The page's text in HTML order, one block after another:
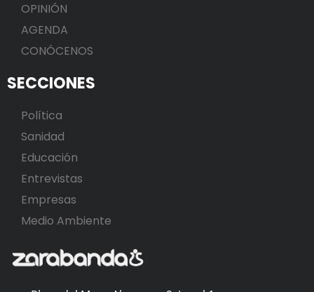
OPINIÓN
AGENDA
CONÓCENOS
SECCIONES
Política
Sanidad
Educación
Entrevistas
Empresas
Medio Ambiente